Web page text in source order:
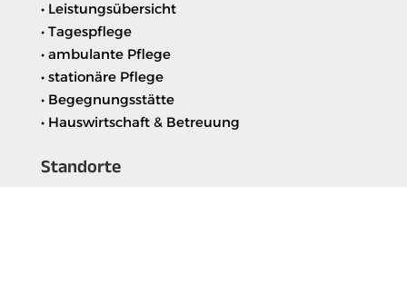
• Leistungsübersicht
• Tagespflege
• ambulante Pflege
• stationäre Pflege
• Begegnungsstätte
• Hauswirtschaft & Betreuung
Standorte